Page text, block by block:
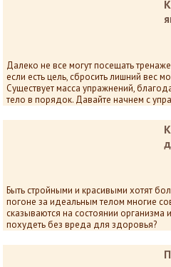
Далеко не все могут посещать
если есть цель, сбросить лишний вес
Существует масса упражнений,
тело в порядок. Давайте начнем с
Быть стройными и красивыми хотят
погоне за идеальным телом многие
сказываются на состоянии организма
похудеть без вреда для здоровья?